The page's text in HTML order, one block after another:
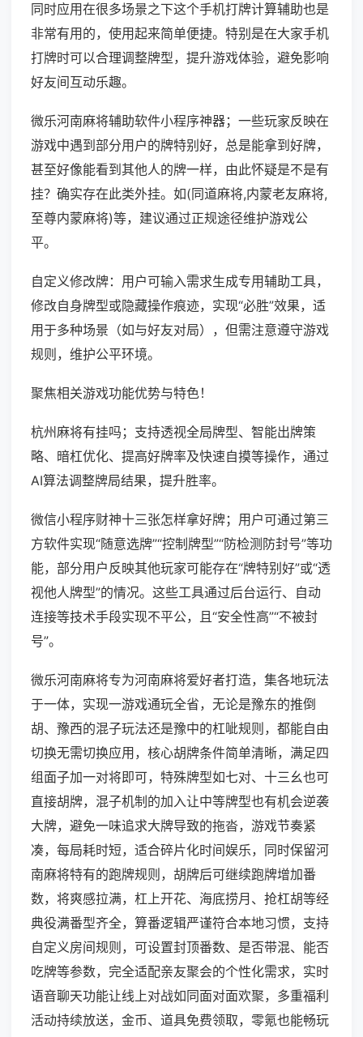
同时应用在很多场景之下这个手机打牌计算辅助也是
非常有用的，使用起来简单便捷。特别是在大家手机
打牌时可以合理调整牌型，提升游戏体验，避免影响
好友间互动乐趣。
微乐河南麻将辅助软件小程序神器；一些玩家反映在
游戏中遇到部分用户的牌特别好，总是能拿到好牌，
甚至好像能看到其他人的牌一样，由此怀疑是不是有
挂？确实存在此类外挂。如(同道麻将,内蒙老友麻将,
至尊内蒙麻将)等，建议通过正规途径维护游戏公
平。
自定义修改牌：用户可输入需求生成专用辅助工具，
修改自身牌型或隐藏操作痕迹，实现“必胜”效果，适
用于多种场景（如与好友对局），但需注意遵守游戏
规则，维护公平环境。
聚焦相关游戏功能优势与特色！
杭州麻将有挂吗；支持透视全局牌型、智能出牌策
略、暗杠优化、提高好牌率及快速自摸等操作，通过
AI算法调整牌局结果，提升胜率。
微信小程序财神十三张怎样拿好牌；用户可通过第三
方软件实现“随意选牌”“控制牌型”“防检测防封号”等功
能，部分用户反映其他玩家可能存在“牌特别好”或“透
视他人牌型”的情况。这些工具通过后台运行、自动
连接等技术手段实现不平公，且“安全性高”“不被封
号”。
微乐河南麻将专为河南麻将爱好者打造，集各地玩法
于一体，实现一游戏通玩全省，无论是豫东的推倒
胡、豫西的混子玩法还是豫中的杠呲规则，都能自由
切换无需切换应用，核心胡牌条件简单清晰，满足四
组面子加一对将即可，特殊牌型如七对、十三幺也可
直接胡牌，混子机制的加入让中等牌型也有机会逆袭
大牌，避免一味追求大牌导致的拖沓，游戏节奏紧
凑，每局耗时短，适合碎片化时间娱乐，同时保留河
南麻将特有的跑牌规则，胡牌后可继续跑牌增加番
数，将爽感拉满，杠上开花、海底捞月、抢杠胡等经
典役满番型齐全，算番逻辑严谨符合本地习惯，支持
自定义房间规则，可设置封顶番数、是否带混、能否
吃牌等参数，完全适配亲友聚会的个性化需求，实时
语音聊天功能让线上对战如同面对面欢聚，多重福利
活动持续放送，金币、道具免费领取，零氪也能畅玩